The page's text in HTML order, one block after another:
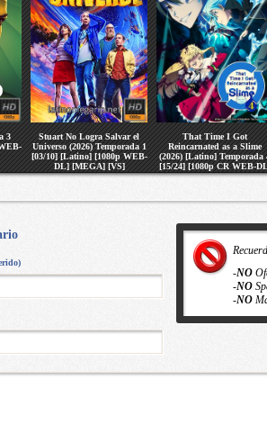
3
Stuart No Logra Salvar el
Universo (2026) Temporada 1
[03/10] [Latino] [1080p WEB-
DL] [MEGA] [VS]
That Time I Got
Reincarnated as a Slime
(2026) [Latino] Temporada
[15/24] [1080p CR WEB-
[MEGA] [VS]
-NO
-NO
-NO